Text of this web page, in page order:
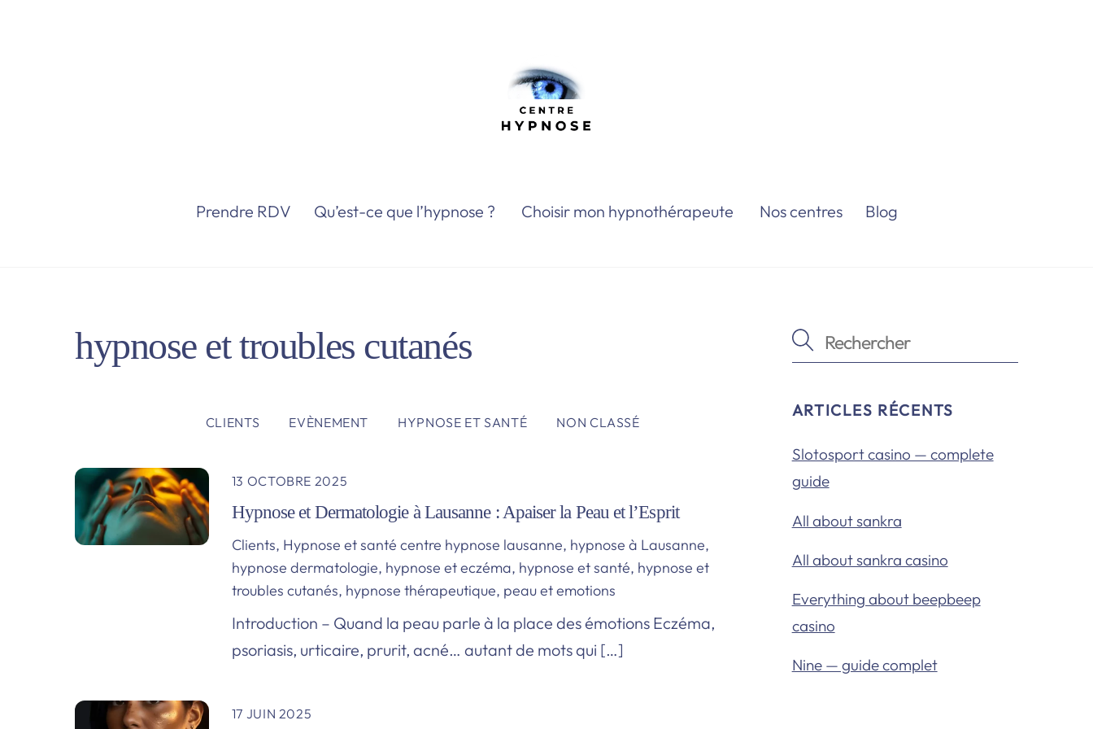
Prendre RDV Qu’est-ce que l’hypnose ? Choisir mon hypnothérapeute Nos centres Blog
hypnose et troubles cutanés
CLIENTS EVÈNEMENT HYPNOSE ET SANTÉ NON CLASSÉ
13 OCTOBRE 2025
Hypnose et Dermatologie à Lausanne : Apaiser la Peau et l’Esprit
Clients, Hypnose et santé centre hypnose lausanne, hypnose à Lausanne,
hypnose dermatologie, hypnose et eczéma, hypnose et santé, hypnose et
troubles cutanés, hypnose thérapeutique, peau et emotions
Introduction – Quand la peau parle à la place des émotions Eczéma,
psoriasis, urticaire, prurit, acné… autant de mots qui […]
17 JUIN 2025
ARTICLES RÉCENTS
Slotosport casino — complete
guide
All about sankra
All about sankra casino
Everything about beepbeep
casino
Nine — guide complet